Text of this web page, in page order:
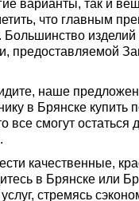
варианты, так и
что главным
Большинство
предоставляемой
наше
в Брянске купить
все смогут
качественные,
в Брянске или
стремясь